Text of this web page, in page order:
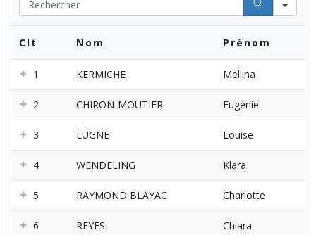
CONTACT ET LIENS UTILES
Clt Nom Prénom
1 KERMICHE Mellina
2 CHIRON-MOUTIER Eugénie
3 LUGNE Louise
4 WENDELING Klara
5 RAYMOND BLAYAC Charlotte
6 REYES Chiara